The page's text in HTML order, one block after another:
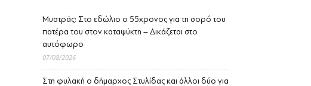
Μυστράς: Στο εδώλιο ο 55χρονος για τη σορό του
πατέρα του στον καταψύκτη – Δικάζεται στο
αυτόφωρο
07/08/2026
Στη φυλακή ο δήμαρχος Στυλίδας και άλλοι δύο για